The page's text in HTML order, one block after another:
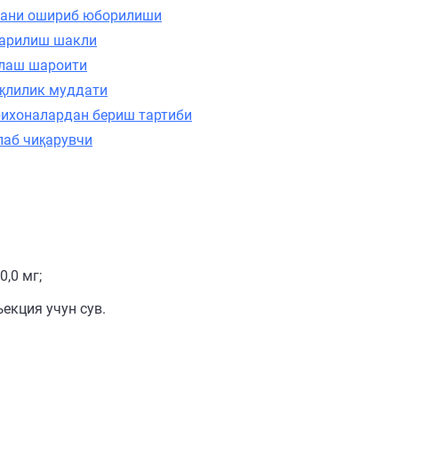
ошириб юборилиши
шакли
шароити
муддати
бериш тартиби
чиқарувчи
мг;
учун сув.